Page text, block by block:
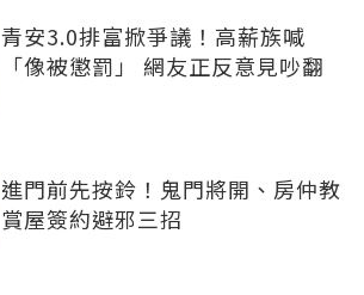
青安3.0排富掀爭議！高薪族喊
「像被懲罰」 網友正反意見吵翻
進門前先按鈴！鬼門將開、房仲教
賞屋簽約避邪三招